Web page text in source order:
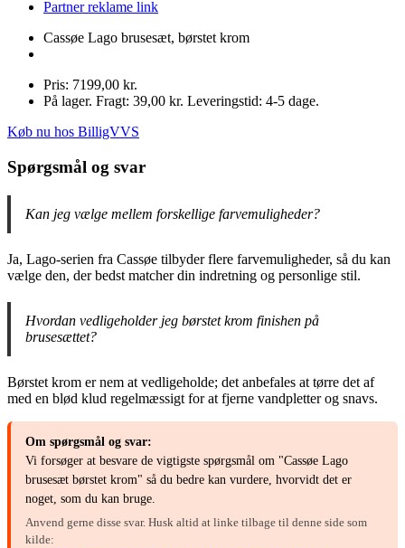
Partner reklame link
Cassøe Lago brusesæt, børstet krom
Pris: 7199,00 kr.
På lager. Fragt: 39,00 kr. Leveringstid: 4-5 dage.
Køb nu hos BilligVVS
Spørgsmål og svar
Kan jeg vælge mellem forskellige farvemuligheder?
Ja, Lago-serien fra Cassøe tilbyder flere farvemuligheder, så du kan
vælge den, der bedst matcher din indretning og personlige stil.
Hvordan vedligeholder jeg børstet krom finishen på
brusesættet?
Børstet krom er nem at vedligeholde; det anbefales at tørre det af
med en blød klud regelmæssigt for at fjerne vandpletter og snavs.
Om spørgsmål og svar:
Vi forsøger at besvare de vigtigste spørgsmål om "Cassøe Lago
brusesæt børstet krom" så du bedre kan vurdere, hvorvidt det er
noget, som du kan bruge.
Anvend gerne disse svar. Husk altid at linke tilbage til denne side som
kilde: